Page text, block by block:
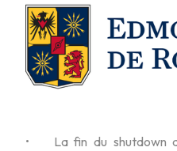
• La fin du shutdown